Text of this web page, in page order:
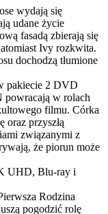
wydają się
udane życie
fasadą zbierają się
Ivy rozkwita.
dochodzą tłumione
pakiecie 2 DVD
w rolach
filmu. Córka
oraz przyszłą
związanymi z
że piorun może
UHD, Blu-ray i
Rodzina
pogodzić rolę